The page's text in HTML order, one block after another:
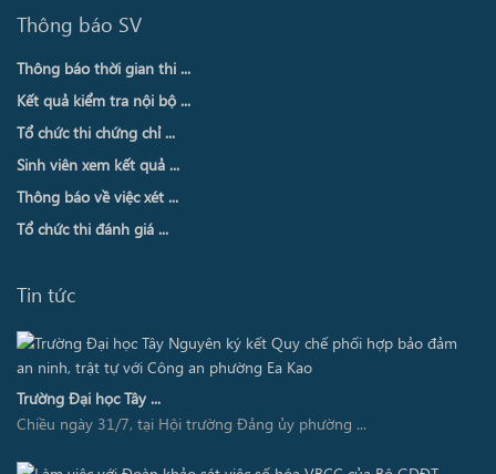
Thông báo SV
Thông báo thời gian thi ...
Kết quả kiểm tra nội bộ ...
Tổ chức thi chứng chỉ ...
Sinh viên xem kết quả ...
Thông báo về việc xét ...
Tổ chức thi đánh giá ...
Tin tức
Trường Đại học Tây ...
Chiều ngày 31/7, tại Hội trường Đảng ủy phường ...